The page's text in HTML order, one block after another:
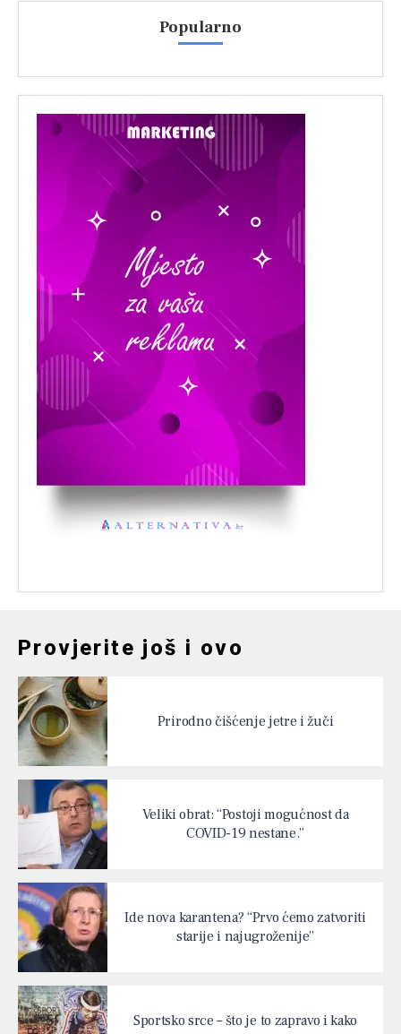
Popularno
Provjerite još i ovo
Prirodno čišćenje jetre i žuči
Veliki obrat: “Postoji mogućnost da
COVID-19 nestane.”
Ide nova karantena? “Prvo ćemo zatvoriti
starije i najugroženije”
Sportsko srce – što je to zapravo i kako